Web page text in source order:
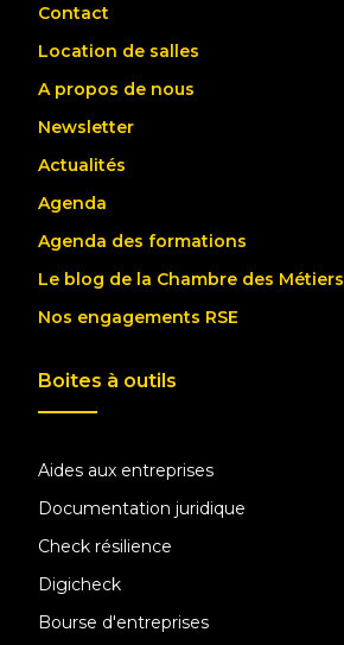
Contact
Location de salles
A propos de nous
Newsletter
Actualités
Agenda
Agenda des formations
Le blog de la Chambre des Métiers
Nos engagements RSE
Boites à outils
Aides aux entreprises
Documentation juridique
Check résilience
Digicheck
Bourse d'entreprises